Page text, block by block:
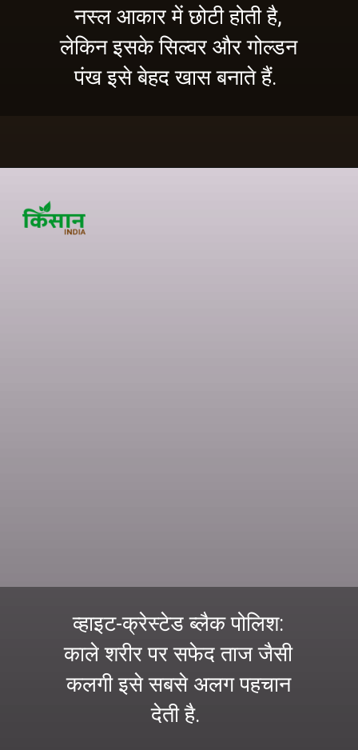
नस्ल आकार में छोटी होती है,
लेकिन इसके सिल्वर और गोल्डन
पंख इसे बेहद खास बनाते हैं.
व्हाइट-क्रेस्टेड ब्लैक पोलिश:
काले शरीर पर सफेद ताज जैसी
कलगी इसे सबसे अलग पहचान
देती है.